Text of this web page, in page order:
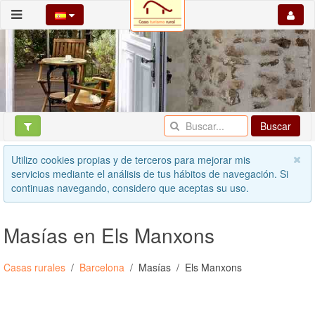
Buscar
Utilizo cookies propias y de terceros para mejorar mis
servicios mediante el análisis de tus hábitos de navegación. Si
continuas navegando, considero que aceptas su uso.
Masías en Els Manxons
Casas rurales Barcelona Masías Els Manxons